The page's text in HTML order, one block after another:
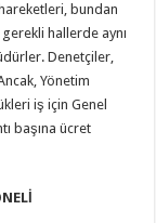
bundan
hallerde aynı
Denetçiler,
Yönetim
iş için Genel
başına ücret